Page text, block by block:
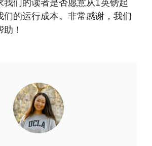
我们的读者是否愿意从1英镑起
们的运行成本。非常感谢，我们
！